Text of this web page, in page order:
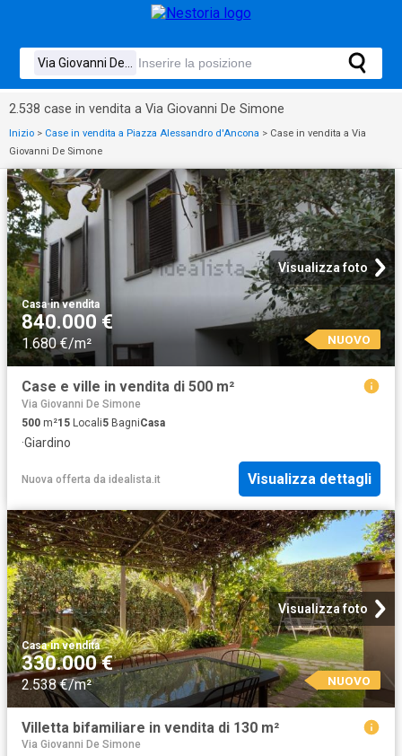
2.538 case in vendita a Via Giovanni De Simone
Inizio > Case in vendita a Piazza Alessandro d'Ancona > Case in vendita a Via
Giovanni De Simone
Visualizza foto
Casa·in vendita
840.000 €
1.680 €/m² NUOVO
Case e ville in vendita di 500 m²
Via Giovanni De Simone
500 m²15 Locali5 BagniCasa
·Giardino
Nuova offerta da idealista.it Visualizza dettagli
Visualizza foto
Casa·in vendita
330.000 €
2.538 €/m² NUOVO
Villetta bifamiliare in vendita di 130 m²
Via Giovanni De Simone